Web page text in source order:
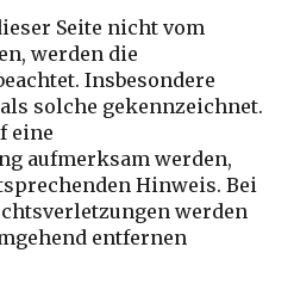
Seite nicht vom
werden die
Insbesondere
solche gekennzeichnet.
eine
aufmerksam werden,
Hinweis. Bei
werden
entfernen